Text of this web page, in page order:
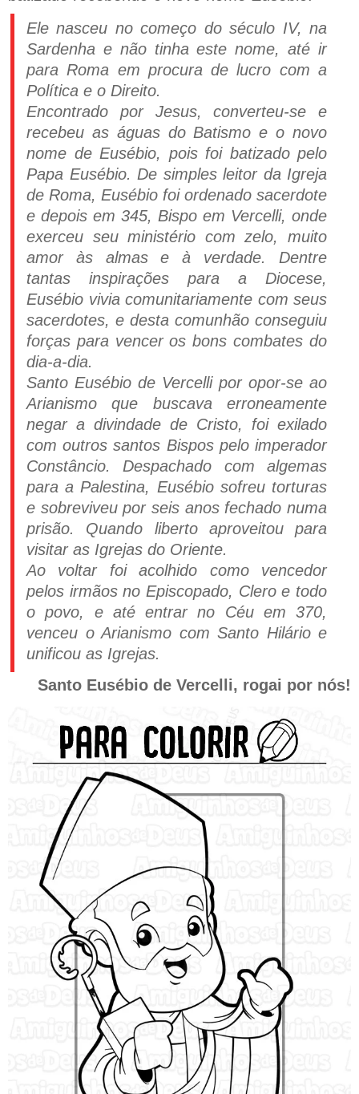
Ele nasceu no começo do século IV, na
Sardenha e não tinha este nome, até ir
para Roma em procura de lucro com a
Política e o Direito.
Encontrado por Jesus, converteu-se e
recebeu as águas do Batismo e o novo
nome de Eusébio, pois foi batizado pelo
Papa Eusébio. De simples leitor da Igreja
de Roma, Eusébio foi ordenado sacerdote
e depois em 345, Bispo em Vercelli, onde
exerceu seu ministério com zelo, muito
amor às almas e à verdade. Dentre
tantas inspirações para a Diocese,
Eusébio vivia comunitariamente com seus
sacerdotes, e desta comunhão conseguiu
forças para vencer os bons combates do
dia-a-dia.
Santo Eusébio de Vercelli por opor-se ao
Arianismo que buscava erroneamente
negar a divindade de Cristo, foi exilado
com outros santos Bispos pelo imperador
Constâncio. Despachado com algemas
para a Palestina, Eusébio sofreu torturas
e sobreviveu por seis anos fechado numa
prisão. Quando liberto aproveitou para
visitar as Igrejas do Oriente.
Ao voltar foi acolhido como vencedor
pelos irmãos no Episcopado, Clero e todo
o povo, e até entrar no Céu em 370,
venceu o Arianismo com Santo Hilário e
unificou as Igrejas.
Santo Eusébio de Vercelli, rogai por nós!